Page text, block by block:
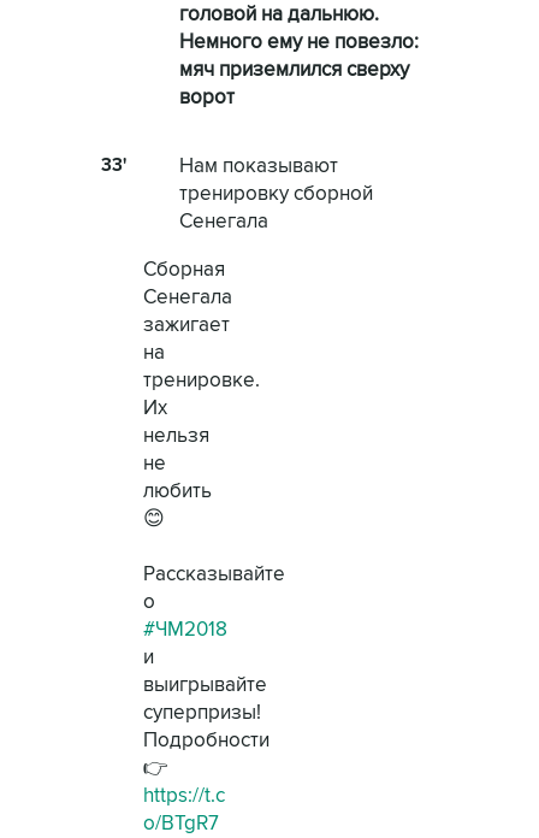
головой на дальнюю.
Немного ему не повезло:
мяч приземлился сверху
ворот
33'
Нам показывают
тренировку сборной
Сенегала
Сборная
Сенегала
зажигает
на
тренировке.
Их
нельзя
не
любить
😊
Рассказывайте
о
#ЧМ2018
и
выигрывайте
суперпризы!
Подробности
👉
https://t.c
o/BTgR7